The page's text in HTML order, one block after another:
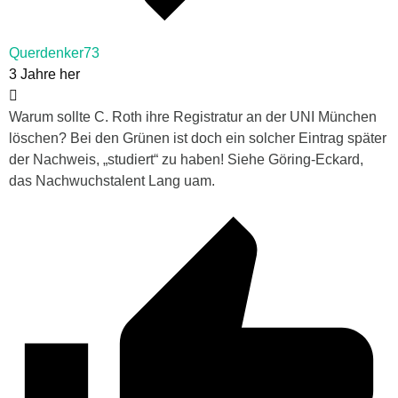
Querdenker73
3 Jahre her
Warum sollte C. Roth ihre Registratur an der UNI München
löschen? Bei den Grünen ist doch ein solcher Eintrag später
der Nachweis, „studiert“ zu haben! Siehe Göring-Eckard,
das Nachwuchstalent Lang uam.